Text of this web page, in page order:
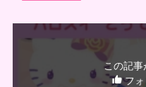
この記事
フォ